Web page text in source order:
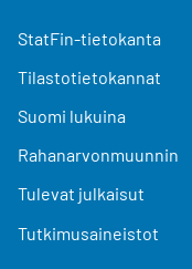
StatFin-tietokanta
Tilastotietokannat
Suomi lukuina
Rahanarvonmuunnin
Tulevat julkaisut
Tutkimusaineistot